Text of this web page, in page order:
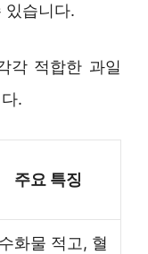
있습니다.
각 적합한 과일
.
주요 특징
화물 적고, 혈